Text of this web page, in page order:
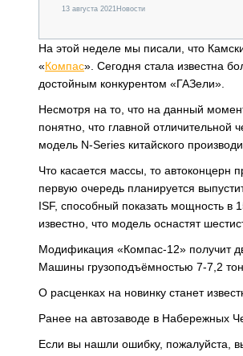
ИСПЫТАТЕЛИ
ТЕХНОЛОГИИ
ДОРОЖНАЯ
СЕРВИСМЕНЫ
13 августа 2021Новости
На этой неделе мы писали, что
«Компас». Сегодня стала известна
достойным конкурентом «ГАЗели».
Несмотря на то, что на данный
понятно, что главной отличительной
модель N-Series китайского
Что касается массы, то автоконцерн
первую очередь планируется
ISF, способный показать мощность в
известно, что модель оснастят
Модификация «Компас-12» получит
Машины грузоподъёмностью 7-7,2
О расценках на новинку станет
Ранее на автозаводе в Набережных
Если вы нашли ошибку, пожалуйста,